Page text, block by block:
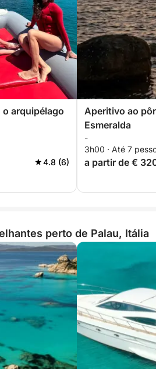
o arquipélago
4.8 (6)
Aperitivo ao
Esmeralda
-
3h00 · Até 7
a partir de €
perto de Palau, Itália